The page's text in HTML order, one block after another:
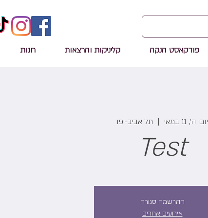
פודקאסט הנקה קליניקות והרצאות חנות
יום ה׳, 11 במאי
  |
תל אביב-יפו
Test
ההרשמה סגורה
אירועים אחרים